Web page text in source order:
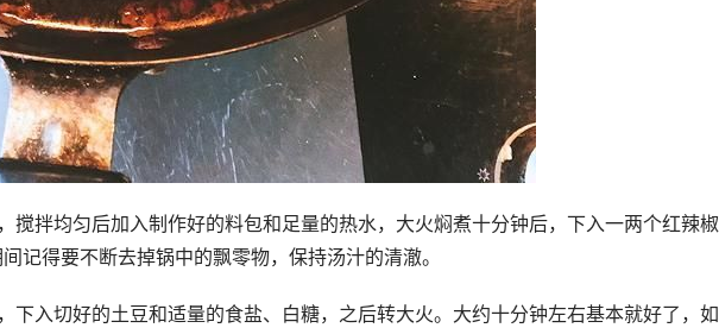
搅拌均匀后加入制作好的料包和足量的热水，大火焖煮十分钟后，下入一两个红辣
记得要不断去掉锅中的飘零物，保持汤汁的清澈。
下入切好的土豆和适量的食盐、白糖，之后转大火。大约十分钟左右基本就好了，